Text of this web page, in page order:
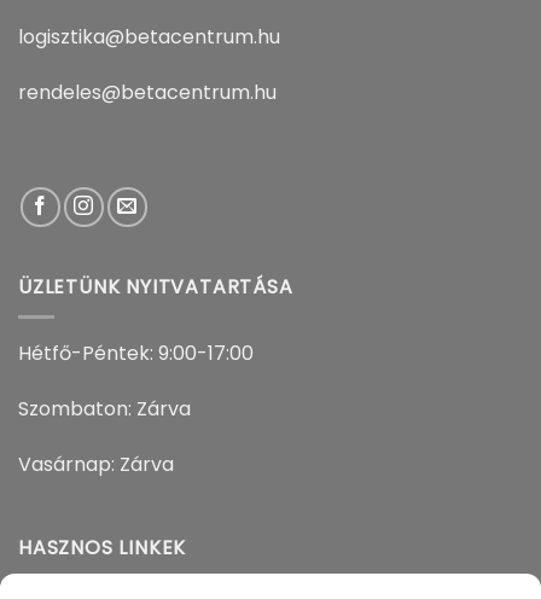
logisztika@betacentrum.hu
rendeles@betacentrum.hu
ÜZLETÜNK NYITVATARTÁSA
Hétfő-Péntek: 9:00-17:00
Szombaton: Zárva
Vasárnap: Zárva
HASZNOS LINKEK